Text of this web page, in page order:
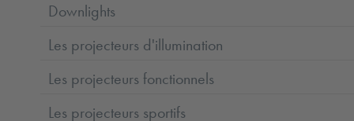
Downlights
Les projecteurs d'illumination
Les projecteurs fonctionnels
Les projecteurs sportifs